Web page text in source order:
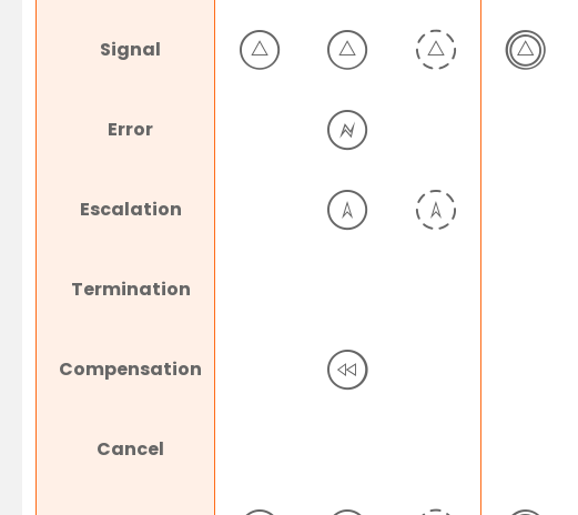
Signal
Error
Escalation
Termination
Compensation
Cancel